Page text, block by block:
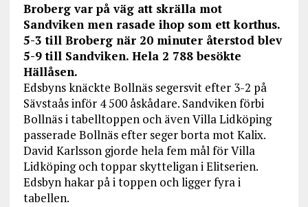
Broberg var på väg att skrälla mot
Sandviken men rasade ihop som ett korthus.
5-3 till Broberg när 20 minuter återstod blev
5-9 till Sandviken. Hela 2 788 besökte
Hällåsen.
Edsbyns knäckte Bollnäs segersvit efter 3-2 på
Sävstaås inför 4 500 åskådare. Sandviken förbi
Bollnäs i tabelltoppen och även Villa Lidköping
passerade Bollnäs efter seger borta mot Kalix.
David Karlsson gjorde hela fem mål för Villa
Lidköping och toppar skytteligan i Elitserien.
Edsbyn hakar på i toppen och ligger fyra i
tabellen.